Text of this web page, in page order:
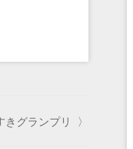
グランプリ 〉